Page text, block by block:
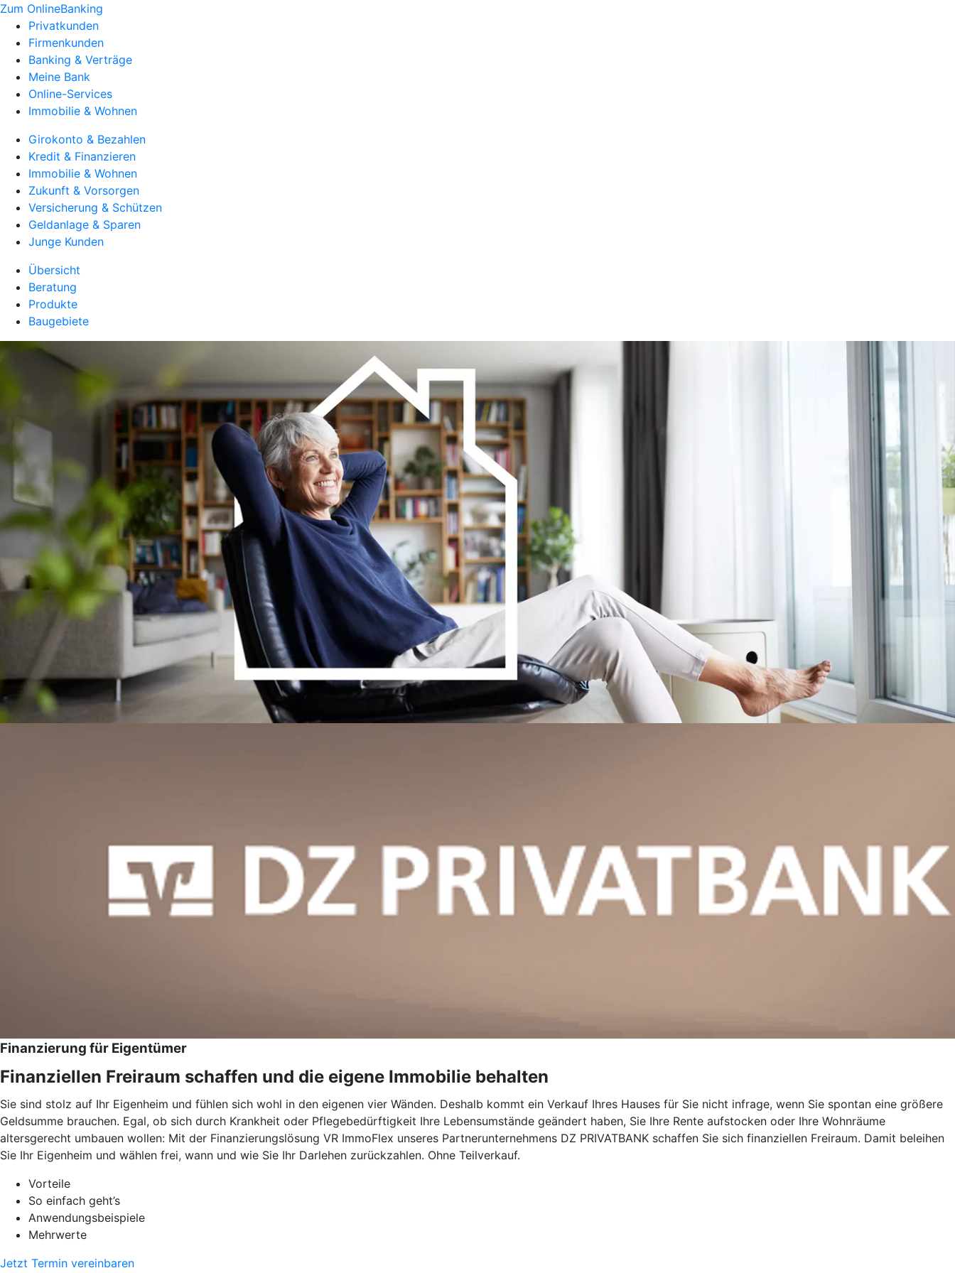
Zum OnlineBanking
Privatkunden
Firmenkunden
Banking & Verträge
Meine Bank
Online-Services
Immobilie & Wohnen
Girokonto & Bezahlen
Kredit & Finanzieren
Immobilie & Wohnen
Zukunft & Vorsorgen
Versicherung & Schützen
Geldanlage & Sparen
Junge Kunden
Übersicht
Beratung
Produkte
Baugebiete
Finanzierung für Eigentümer
Finanziellen Freiraum schaffen und die eigene Immobilie behalten
Sie sind stolz auf Ihr Eigenheim und fühlen sich wohl in den eigenen vier Wänden. Deshalb kommt ein Verkauf Ihres Hauses für Sie nicht infrage, wenn Sie spontan eine größere
Geldsumme brauchen. Egal, ob sich durch Krankheit oder Pflegebedürftigkeit Ihre Lebensumstände geändert haben, Sie Ihre Rente aufstocken oder Ihre Wohnräume
altersgerecht umbauen wollen: Mit der Finanzierungslösung VR ImmoFlex unseres Partnerunternehmens DZ PRIVATBANK schaffen Sie sich finanziellen Freiraum. Damit beleihen
Sie Ihr Eigenheim und wählen frei, wann und wie Sie Ihr Darlehen zurückzahlen. Ohne Teilverkauf.
Vorteile
So einfach geht’s
Anwendungsbeispiele
Mehrwerte
Jetzt Termin vereinbaren